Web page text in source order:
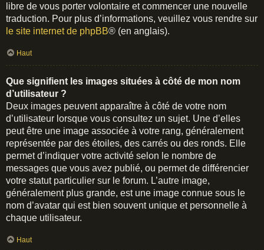
libre de vous porter volontaire et commencer une nouvelle
traduction. Pour plus d’informations, veuillez vous rendre sur
le site internet de phpBB® (en anglais).
Haut
Que signifient les images situées à côté de mon nom
d’utilisateur ?
Deux images peuvent apparaître à côté de votre nom
d’utilisateur lorsque vous consultez un sujet. Une d’elles
peut être une image associée à votre rang, généralement
représentée par des étoiles, des carrés ou des ronds. Elle
permet d’indiquer votre activité selon le nombre de
messages que vous avez publié, ou permet de différencier
votre statut particulier sur le forum. L’autre image,
généralement plus grande, est une image connue sous le
nom d’avatar qui est bien souvent unique et personnelle à
chaque utilisateur.
Haut